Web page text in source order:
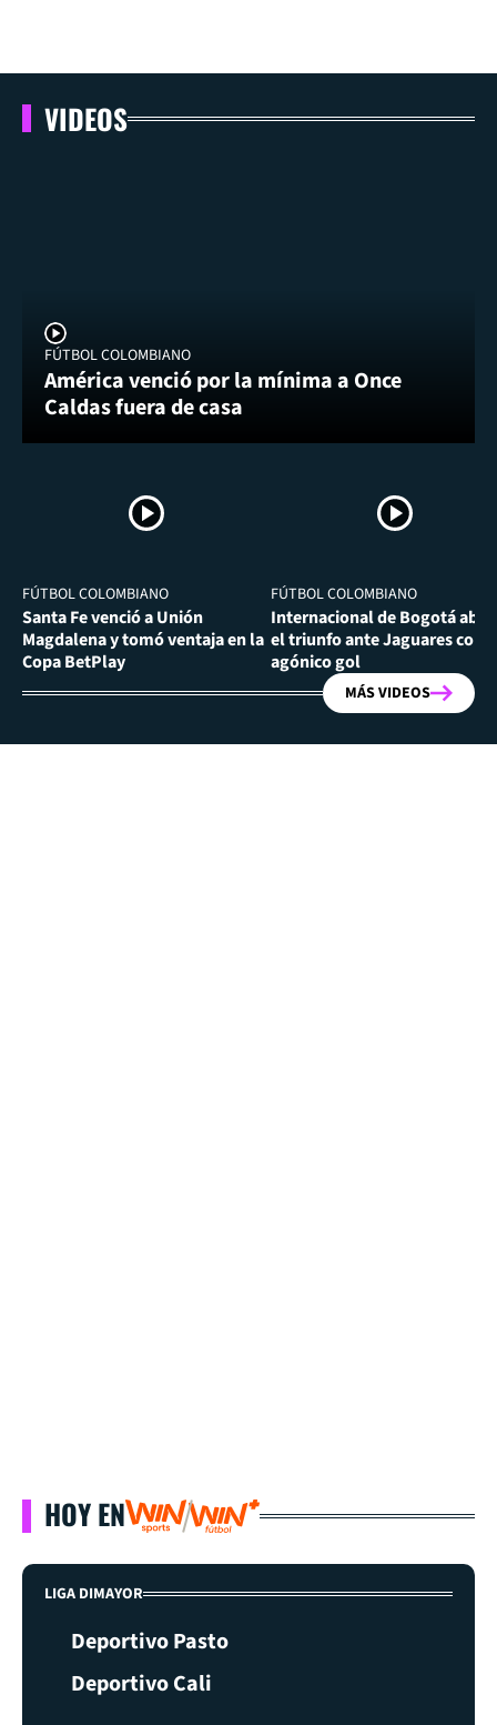
VIDEOS
FÚTBOL COLOMBIANO
América venció por la mínima a Once
Caldas fuera de casa
FÚTBOL COLOMBIANO
Santa Fe venció a Unión
Magdalena y tomó ventaja en la
Copa BetPlay
FÚTBOL COLOMBIANO
Internacional de Bogotá
el triunfo ante Jaguares con
agónico gol
MÁS VIDEOS
HOY EN
LIGA DIMAYOR
Deportivo Pasto
Deportivo Cali